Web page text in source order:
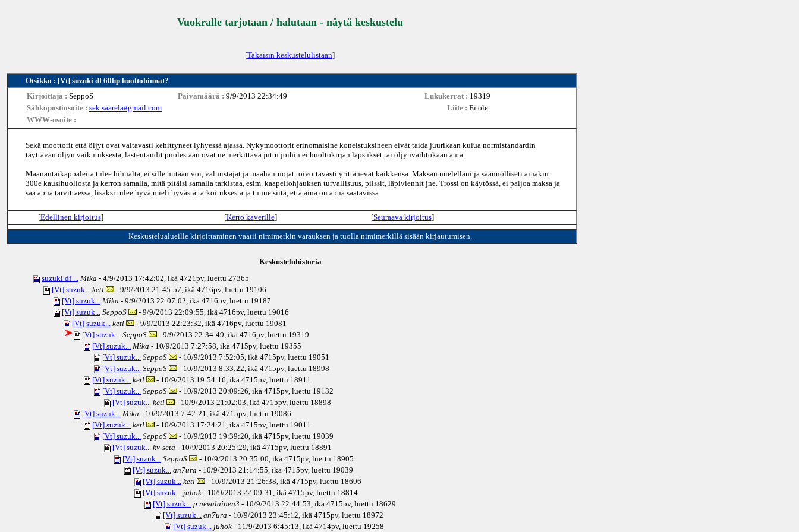
Vuokralle tarjotaan / halutaan - näytä keskustelu
[Takaisin keskustelulistaan]
Otsikko : [Vt] suzuki df 60hp huoltohinnat?
Kirjoittaja : SeppoS Päivämäärä : 9/9/2013 22:34:49 Lukukerrat : 19319
Sähköpostiosoite : sek.saarela#gmail.com Liite : Ei ole
WWW-osoite :
Sekä moottorit että öljyt ovat valtavasti kehittyneet lyhyessä ajassa. Nykymoottorit erinomaisine koneistuksineen eivät taida juurikaan kulua normistandardin
täyttävän öljyn vaikutuksesta, lastentaudit puolestaan ovat ne merkittävä juttu joihin ei huoltokirjan lapsukset tai öljynvaihtokaan auta.
Maanantaikappaleita tulee hihnalta, ei sille mitään voi, valmistajat ja maahantuojat toivottavasti yrittänevät kaikkensa. Maksan mielelläni ja säännölliseti ainakin
300e kausihuollosta ja kerron samalla, mitä pitäisi samalla tarkistaa, esim. kaapeliohjauksen turvallisuus, pilssit, läpiviennit jne. Trossi on käytössä, ei paljoa maksa ja
saa apua tarvittaessa, lisäksi tulee hyvä mieli hyvästä tarkoituksesta ja tunne siitä, että aina on apua saatavissa.
[Edellinen kirjoitus] [Kerro kaverille] [Seuraava kirjoitus]
Keskustelualueille kirjoittaminen vaatii nimimerkin varauksen ja tuolla nimimerkillä sisään kirjautumisen.
Keskusteluhistoria
suzuki df ... Mika - 4/9/2013 17:42:02, ikä 4721pv, luettu 27365
[Vt] suzuk... ketl - 9/9/2013 21:45:57, ikä 4716pv, luettu 19106
[Vt] suzuk... Mika - 9/9/2013 22:07:02, ikä 4716pv, luettu 19187
[Vt] suzuk... SeppoS - 9/9/2013 22:09:55, ikä 4716pv, luettu 19016
[Vt] suzuk... ketl - 9/9/2013 22:23:32, ikä 4716pv, luettu 19081
[Vt] suzuk... SeppoS - 9/9/2013 22:34:49, ikä 4716pv, luettu 19319
[Vt] suzuk... Mika - 10/9/2013 7:27:58, ikä 4715pv, luettu 19355
[Vt] suzuk... SeppoS - 10/9/2013 7:52:05, ikä 4715pv, luettu 19051
[Vt] suzuk... SeppoS - 10/9/2013 8:33:22, ikä 4715pv, luettu 18998
[Vt] suzuk... ketl - 10/9/2013 19:54:16, ikä 4715pv, luettu 18911
[Vt] suzuk... SeppoS - 10/9/2013 20:09:26, ikä 4715pv, luettu 19132
[Vt] suzuk... ketl - 10/9/2013 21:02:03, ikä 4715pv, luettu 18898
[Vt] suzuk... Mika - 10/9/2013 7:42:21, ikä 4715pv, luettu 19086
[Vt] suzuk... ketl - 10/9/2013 17:24:21, ikä 4715pv, luettu 19011
[Vt] suzuk... SeppoS - 10/9/2013 19:39:20, ikä 4715pv, luettu 19039
[Vt] suzuk... kv-setä - 10/9/2013 20:25:29, ikä 4715pv, luettu 18891
[Vt] suzuk... SeppoS - 10/9/2013 20:35:00, ikä 4715pv, luettu 18905
[Vt] suzuk... an7ura - 10/9/2013 21:14:55, ikä 4715pv, luettu 19039
[Vt] suzuk... ketl - 10/9/2013 21:26:38, ikä 4715pv, luettu 18696
[Vt] suzuk... juhok - 10/9/2013 22:09:31, ikä 4715pv, luettu 18814
[Vt] suzuk... p.nevalainen3 - 10/9/2013 22:44:53, ikä 4715pv, luettu 18629
[Vt] suzuk... an7ura - 10/9/2013 23:45:12, ikä 4715pv, luettu 18972
[Vt] suzuk... juhok - 11/9/2013 6:45:13, ikä 4714pv, luettu 19258